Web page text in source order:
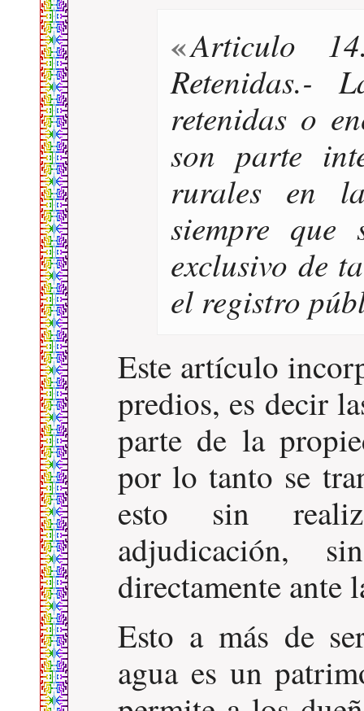
Articulo
Retenidas.-
retenidas o
son parte
rurales en
siempre que
exclusivo de
el registro
Este artículo
predios, es decir
parte de la
por lo tanto se
esto sin
adjudicación,
directamente ante
Esto a más de
agua es un